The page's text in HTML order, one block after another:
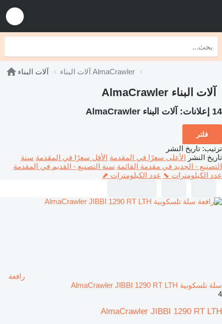
آلات البناء آلات البناء AlmaCrawler
آلات البناء AlmaCrawler
14 إعلانات: آلات البناء AlmaCrawler
فلتر
ترتيب: تاريخ النشر
تاريخ النشر الأعلى سعرًا في المقدمة الأقل سعرًا في المقدمة سنة
التصنيع - الجديد في مقدمة القائمة سنة التصنيع - القديم في المقدمة
عدد الكيلومترات ⬊ عدد الكيلومترات ⬈
رافعة
سلة تلسكوبية AlmaCrawler JIBBI 1290 RT LTH
4
AlmaCrawler JIBBI 1290 RT LTH